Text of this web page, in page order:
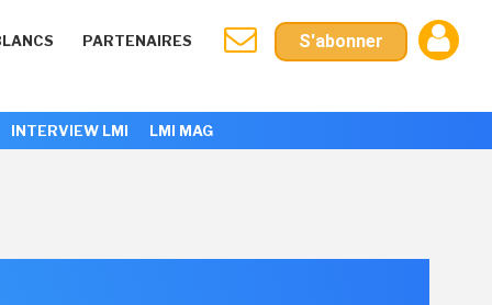
PARTENAIRES S'abonner
INTERVIEW LMI LMI MAG